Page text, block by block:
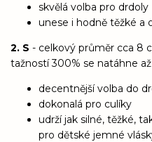
skvělá volba pro drdoly
unese i hodně těžké a
2. S - celkový průměr cca 8
tažností 300% se natáhne
decentnější volba do
dokonalá pro culíky
udrží jak silné, těžké,
pro dětské jemné